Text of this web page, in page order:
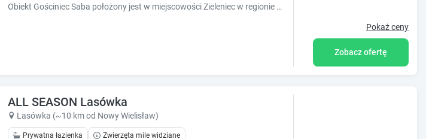
t
Obiekt Gościniec Saba położony jest w miejscowości Zieleniec w regionie dolnośląskie i oferuje bezpłatne Wi-Fi, plac zabaw, ogród oraz bezpła
Pokaż ceny
Zobacz ofertę
ALL SEASON Lasówka
Lasówka (~10 km od Nowy Wielisław)
Prywatna łazienka Zwierzęta mile widziane